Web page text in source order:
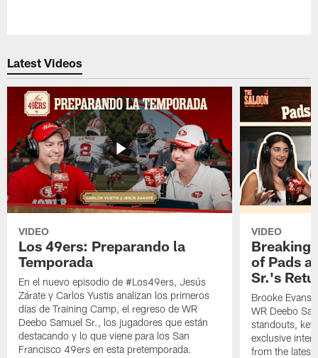
Latest Videos
VIDEO
Los 49ers: Preparando la
Temporada
En el nuevo episodio de #Los49ers, Jesús
Zárate y Carlos Yustis analizan los primeros
días de Training Camp, el regreso de WR
Deebo Samuel Sr., los jugadores que están
destacando y lo que viene para los San
Francisco 49ers en esta pretemporada.
VIDEO
Breaking
of Pads
Sr.'s
Brooke Evans
WR Deebo
standouts,
exclusive
from the latest